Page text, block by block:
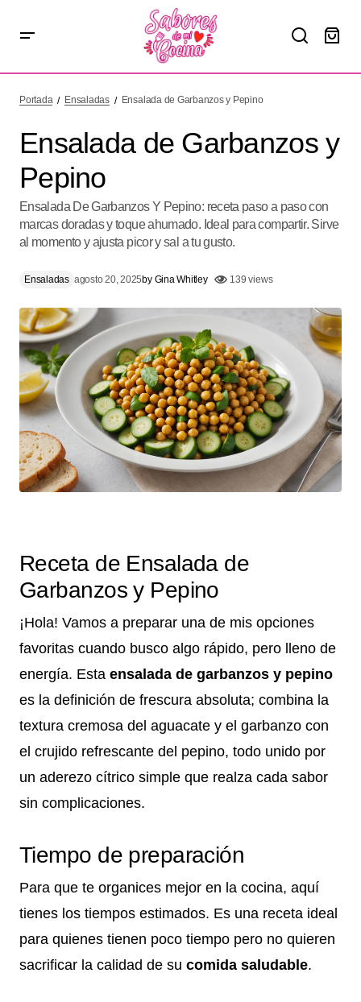
Portada Ensaladas Ensalada de Garbanzos y Pepino
Ensalada de Garbanzos y
Pepino
Ensalada De Garbanzos Y Pepino: receta paso a paso con
marcas doradas y toque ahumado. Ideal para compartir. Sirve
al momento y ajusta picor y sal a tu gusto.
Ensaladas agosto 20, 2025by Gina Whitley 139 views
Receta de Ensalada de
Garbanzos y Pepino
¡Hola! Vamos a preparar una de mis opciones
favoritas cuando busco algo rápido, pero lleno de
energía. Esta ensalada de garbanzos y pepino
es la definición de frescura absoluta; combina la
textura cremosa del aguacate y el garbanzo con
el crujido refrescante del pepino, todo unido por
un aderezo cítrico simple que realza cada sabor
sin complicaciones.
Tiempo de preparación
Para que te organices mejor en la cocina, aquí
tienes los tiempos estimados. Es una receta ideal
para quienes tienen poco tiempo pero no quieren
sacrificar la calidad de su comida saludable.